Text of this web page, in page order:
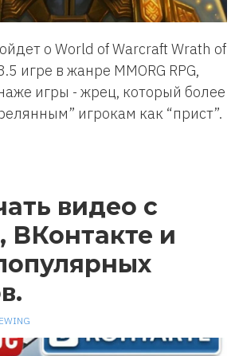
о World of Warcraft Wrath of
игре в жанре MMORG RPG,
игры - жрец, который более
игрокам как “прист”.
видео с
ВКонтакте и